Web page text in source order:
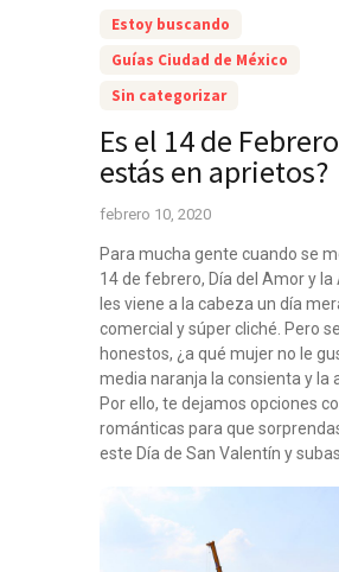
Estoy buscando
Guías Ciudad de México
Sin categorizar
Es el 14 de
estás en aprietos?
febrero 10, 2020
Para mucha gente cuando se
14 de febrero, Día del Amor y la
les viene a la cabeza un día
comercial y súper cliché. Pero
honestos, ¿a qué mujer no le
media naranja la consienta y la
Por ello, te dejamos opciones
románticas para que
este Día de San Valentín y